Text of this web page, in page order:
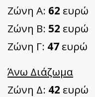
Ζώνη A: 62 ευρώ
Ζώνη B: 52 ευρώ
Ζώνη Γ: 47 ευρώ
Άνω Διάζωμα
Ζώνη Δ: 42 ευρώ